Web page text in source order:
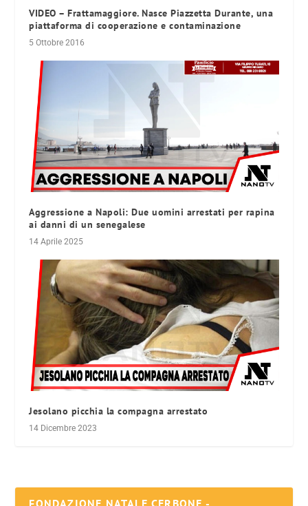
VIDEO – Frattamaggiore. Nasce Piazzetta Durante, una
piattaforma di cooperazione e contaminazione
5 Ottobre 2016
Aggressione a Napoli: Due uomini arrestati per rapina
ai danni di un senegalese
14 Aprile 2025
Jesolano picchia la compagna arrestato
14 Dicembre 2023
FONDAZIONE NATALE CERBONE -